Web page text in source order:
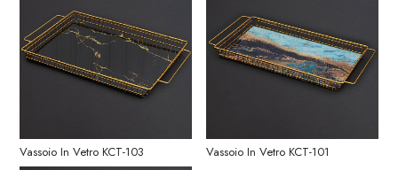
Vassoio In Vetro KCT-103 Vassoio In Vetro KCT-101